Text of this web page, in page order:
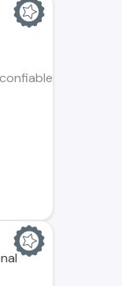
Encuentra